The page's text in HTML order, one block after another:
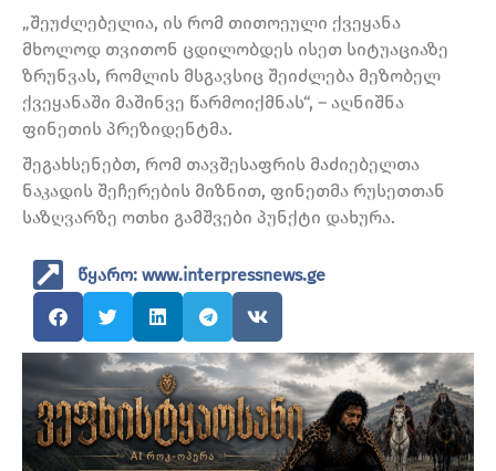
„შეუძლებელია, ის რომ თითოეული ქვეყანა
მხოლოდ თვითონ ცდილობდეს ისეთ სიტუაციაზე
ზრუნვას, რომლის მსგავსიც შეიძლება მეზობელ
ქვეყანაში მაშინვე წარმოიქმნას“, – აღნიშნა
ფინეთის პრეზიდენტმა.
შეგახსენებთ, რომ თავშესაფრის მაძიებელთა
ნაკადის შეჩერების მიზნით, ფინეთმა რუსეთთან
საზღვარზე ოთხი გამშვები პუნქტი დახურა.
წყარო: www.interpressnews.ge